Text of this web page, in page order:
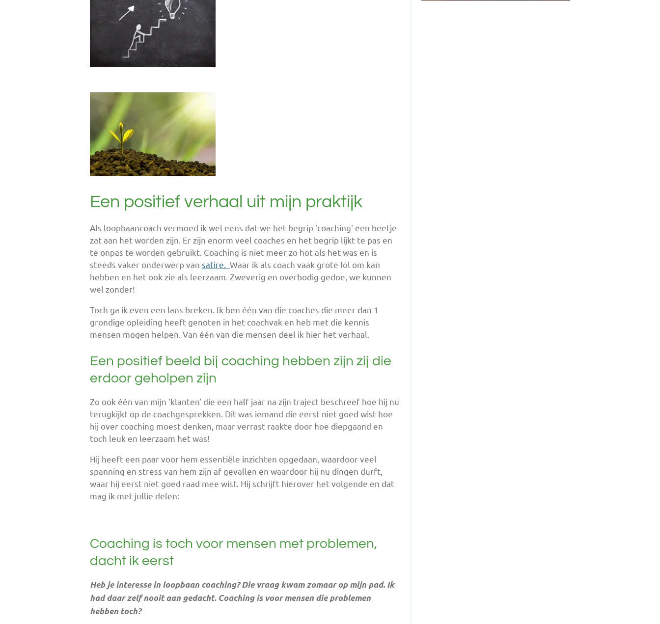
Een positief verhaal uit mijn praktijk
Als loopbaancoach vermoed ik wel eens dat we het begrip 'coaching' een beetje
zat aan het worden zijn. Er zijn enorm veel coaches en het begrip lijkt te pas en
te onpas te worden gebruikt. Coaching is niet meer zo hot als het was en is
steeds vaker onderwerp van satire. Waar ik als coach vaak grote lol om kan
hebben en het ook zie als leerzaam. Zweverig en overbodig gedoe, we kunnen
wel zonder!
Toch ga ik even een lans breken. Ik ben één van die coaches die meer dan 1
grondige opleiding heeft genoten in het coachvak en heb met die kennis
mensen mogen helpen. Van één van die mensen deel ik hier het verhaal.
Een positief beeld bij coaching hebben zijn zij die
erdoor geholpen zijn
Zo ook één van mijn 'klanten' die een half jaar na zijn traject beschreef hoe hij nu
terugkijkt op de coachgesprekken. Dit was iemand die eerst niet goed wist hoe
hij over coaching moest denken, maar verrast raakte door hoe diepgaand en
toch leuk en leerzaam het was!
Hij heeft een paar voor hem essentiële inzichten opgedaan, waardoor veel
spanning en stress van hem zijn af gevallen en waardoor hij nu dingen durft,
waar hij eerst niet goed raad mee wist. Hij schrijft hierover het volgende en dat
mag ik met jullie delen:
Coaching is toch voor mensen met problemen,
dacht ik eerst
Heb je interesse in loopbaan coaching? Die vraag kwam zomaar op mijn pad. Ik
had daar zelf nooit aan gedacht. Coaching is voor mensen die problemen
hebben toch?